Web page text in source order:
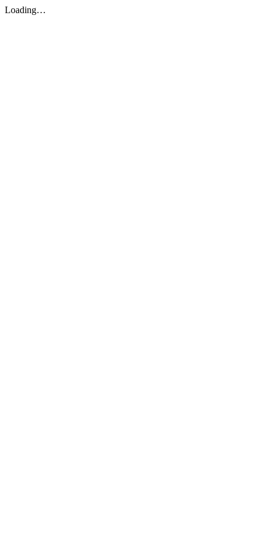
Loading…